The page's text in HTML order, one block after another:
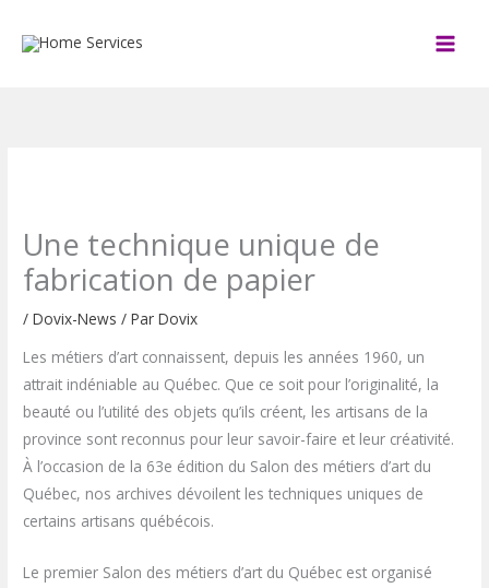
Une technique unique de
fabrication de papier
/Dovix-News / ParDovix
Les métiers d’art connaissent, depuis les années 1960, un
attrait indéniable au Québec. Que ce soit pour l’originalité, la
beauté ou l’utilité des objets qu’ils créent, les artisans de la
province sont reconnus pour leur savoir-faire et leur créativité.
À l’occasion de la 63e édition du Salon des métiers d’art du
Québec, nos archives dévoilent les techniques uniques de
certains artisans québécois.
Le premier Salon des métiers d’art du Québec est organisé